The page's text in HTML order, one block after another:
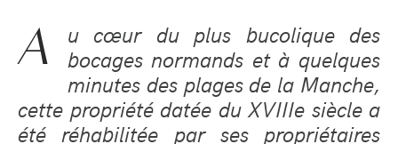
A
u cœur du plus bucolique des
bocages normands et à quelques
minutes des plages de la Manche,
cette propriété datée du XVIIIe siècle a
été réhabilitée par ses propriétaires